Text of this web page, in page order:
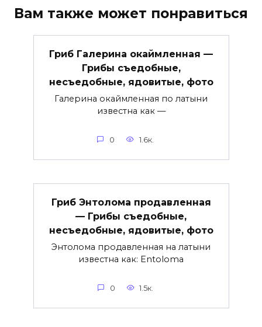
Вам также может понравиться
Гриб Галерина окаймленная —
Грибы съедобные,
несъедобные, ядовитые, фото
Галерина окаймленная по латыни
известна как —
0 1.6к.
Гриб Энтолома продавленная
— Грибы съедобные,
несъедобные, ядовитые, фото
Энтолома продавленная на латыни
известна как: Entoloma
0 1.5к.